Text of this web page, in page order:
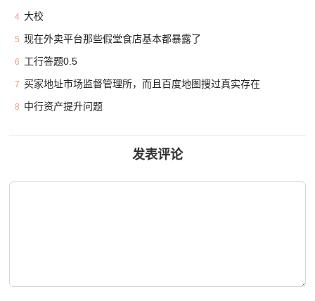
4 大校
5 现在外卖平台那些假堂食店基本都暴露了
6 工行答题0.5
7 买家地址市场监督管理所，而且百度地图搜过真实存在
8 中行资产提升问题
发表评论